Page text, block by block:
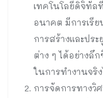
เทคโนโลยีดิจิทั
อนาคต มีการเรี
การสร้างและปร
ต่าง ๆ ได้อย่างลึ
ในการทำงานจริ
การจัดการทางวิ